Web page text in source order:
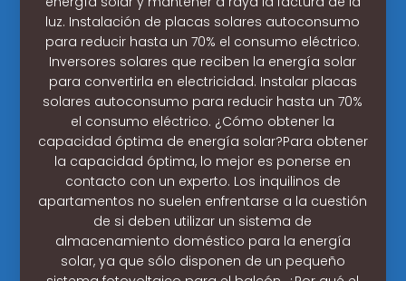
luz. Instalación de placas solares autoconsumo
para reducir hasta un 70% el consumo eléctrico.
Inversores solares que reciben la energía solar
para convertirla en electricidad. Instalar placas
solares autoconsumo para reducir hasta un 70%
el consumo eléctrico. ¿Cómo obtener la
capacidad óptima de energía solar?Para obtener
la capacidad óptima, lo mejor es ponerse en
contacto con un experto. Los inquilinos de
apartamentos no suelen enfrentarse a la cuestión
de si deben utilizar un sistema de
almacenamiento doméstico para la energía
solar, ya que sólo disponen de un pequeño